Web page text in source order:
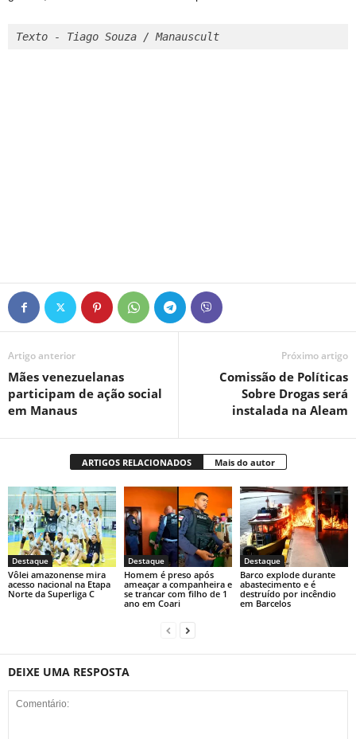
Texto - Tiago Souza / Manauscult
Artigo anterior
Mães venezuelanas
participam de ação social
em Manaus
Próximo artigo
Comissão de Políticas
Sobre Drogas será
instalada na Aleam
ARTIGOS RELACIONADOS Mais do autor
Destaque
Vôlei amazonense mira
acesso nacional na Etapa
Norte da Superliga C
Destaque
Homem é preso após
ameaçar a companheira e
se trancar com filho de 1
ano em Coari
Destaque
Barco explode durante
abastecimento e é
destruído por incêndio
em Barcelos
DEIXE UMA RESPOSTA